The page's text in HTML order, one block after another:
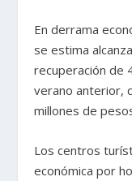
En derrama
se estima
recuperación de
verano anterior,
millones de
Los centros
económica por